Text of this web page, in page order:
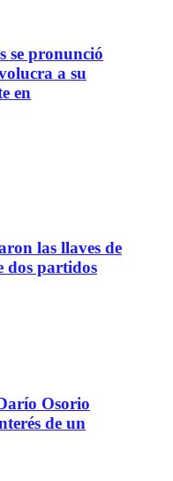
se pronunció
a su
en
las llaves de
dos partidos
Osorio
de un